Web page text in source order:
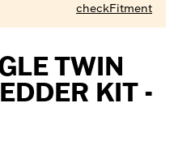
checkFitment
TWIN
KIT -